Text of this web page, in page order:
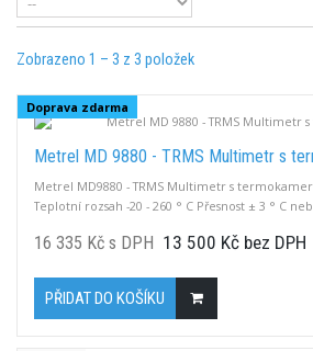
Zobrazeno 1 – 3 z 3 položek
Doprava zdarma
Metrel MD 9880 - TRMS Multimetr s
Metrel MD9880 - TRMS Multimetr s
Teplotní rozsah -20 - 260 ° C Přesnost ± 3 ° C
vzdálenost 7,5 mm Prostorové rozlišení 4,53
16 335 Kč s DPH 13 500 Kč bez DPH
PŘIDAT DO KOŠÍKU